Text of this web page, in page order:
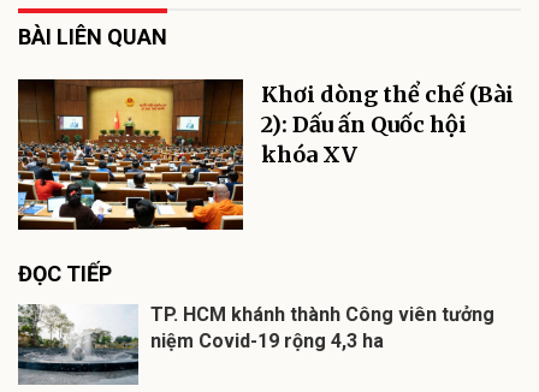
BÀI LIÊN QUAN
Khơi dòng thể chế (Bài
2): Dấu ấn Quốc hội
khóa XV
ĐỌC TIẾP
TP. HCM khánh thành Công viên tưởng
niệm Covid-19 rộng 4,3 ha